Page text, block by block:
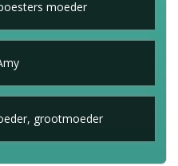
moeder
grootmoeder